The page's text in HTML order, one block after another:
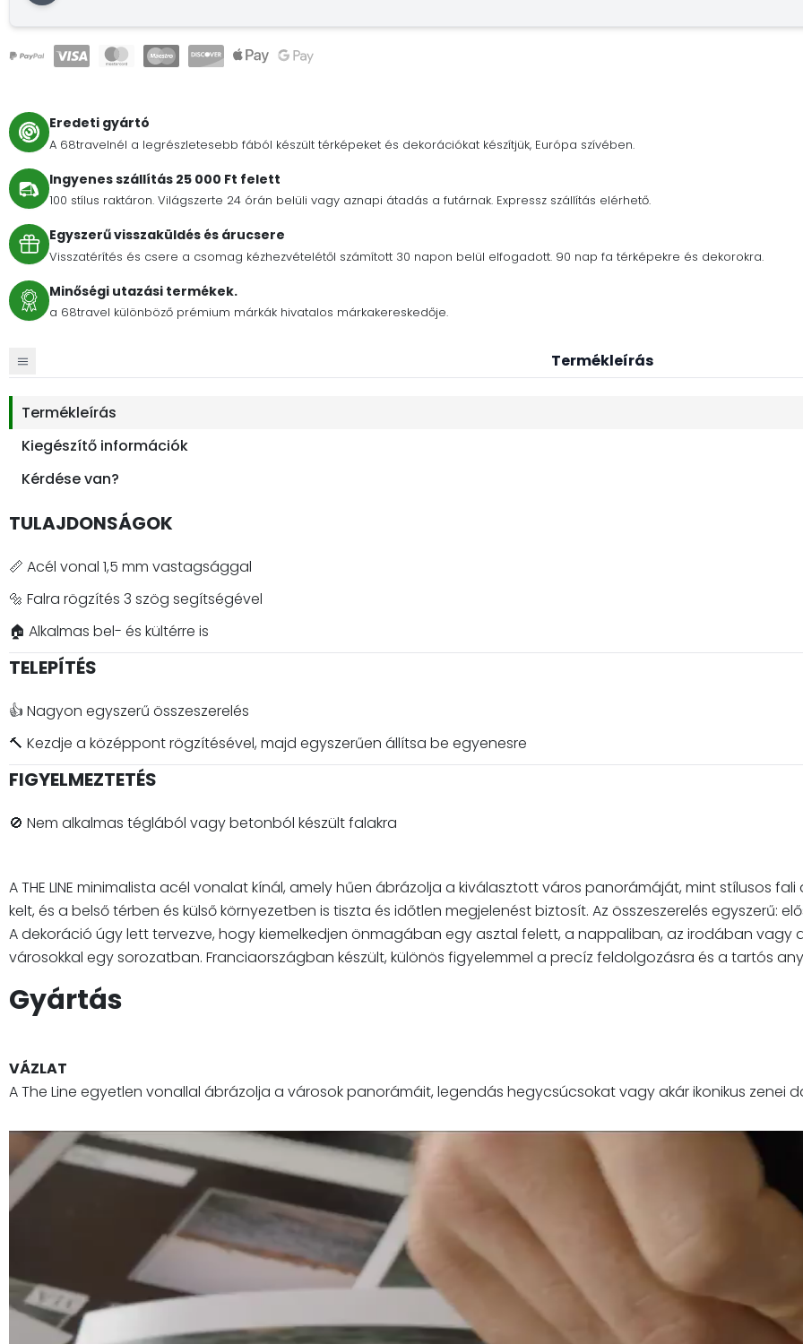
Eredeti gyártó
A 68travelnél a legrészletesebb fából készült térképeket és dekorációkat készítjük, Európa szívében.
Ingyenes szállítás 25 000 Ft felett
100 stílus raktáron. Világszerte 24 órán belüli vagy aznapi átadás a futárnak. Expressz szállítás elérhető.
Egyszerű visszaküldés és árucsere
Visszatérítés és csere a csomag kézhezvételétől számított 30 napon belül elfogadott. 90 nap fa térképekre és dekorokra.
Minőségi utazási termékek.
a 68travel különböző prémium márkák hivatalos márkakereskedője.
Termékleírás
Termékleírás
Kiegészítő információk
Kérdése van?
TULAJDONSÁGOK
📏 Acél vonal 1,5 mm vastagsággal
🔩 Falra rögzítés 3 szög segítségével
🏠 Alkalmas bel- és kültérre is
TELEPÍTÉS
👍 Nagyon egyszerű összeszerelés
🔨 Kezdje a középpont rögzítésével, majd egyszerűen állítsa be egyenesre
FIGYELMEZTETÉS
🚫 Nem alkalmas téglából vagy betonból készült falakra
A THE LINE minimalista acél vonalat kínál, amely hűen ábrázolja a kiválasztott város panorámáját, mint stílusos
kelt, és a belső térben és külső környezetben is tiszta és időtlen megjelenést biztosít. Az összeszerelés egyszerű:
A dekoráció úgy lett tervezve, hogy kiemelkedjen önmagában egy asztal felett, a nappaliban, az irodában
városokkal egy sorozatban. Franciaországban készült, különös figyelemmel a precíz feldolgozásra és a tartós
Gyártás
VÁZLAT
A The Line egyetlen vonallal ábrázolja a városok panorámáit, legendás hegycsúcsokat vagy akár ikonikus zenei